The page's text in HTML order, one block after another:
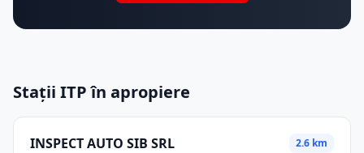
Stații ITP în apropiere
INSPECT AUTO SIB SRL 2.6 km